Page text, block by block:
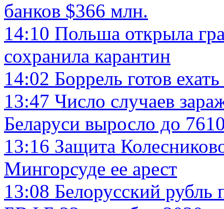
банков $366 млн.
14:10 Польша открыла
сохранила карантин
14:02 Боррель готов
13:47 Число случаев
Беларуси выросло до
13:16 Защита
Мингорсуде ее арест
13:08 Белорусский рубль